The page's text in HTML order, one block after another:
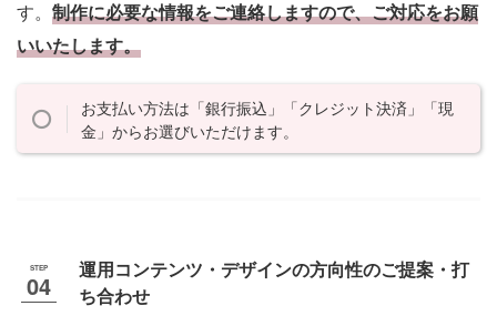
す。 制作に必要な情報をご連絡しますので、ご対応をお願
いいたします。
お支払い方法は「銀行振込」「クレジット決済」「現
金」からお選びいただけます。
運用コンテンツ・デザインの方向性のご提案・打
ち合わせ